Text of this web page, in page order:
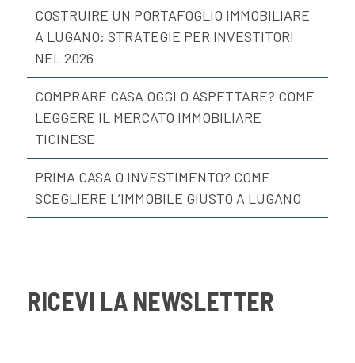
COSTRUIRE UN PORTAFOGLIO IMMOBILIARE
A LUGANO: STRATEGIE PER INVESTITORI
NEL 2026
COMPRARE CASA OGGI O ASPETTARE? COME
LEGGERE IL MERCATO IMMOBILIARE
TICINESE
PRIMA CASA O INVESTIMENTO? COME
SCEGLIERE L’IMMOBILE GIUSTO A LUGANO
RICEVI LA NEWSLETTER